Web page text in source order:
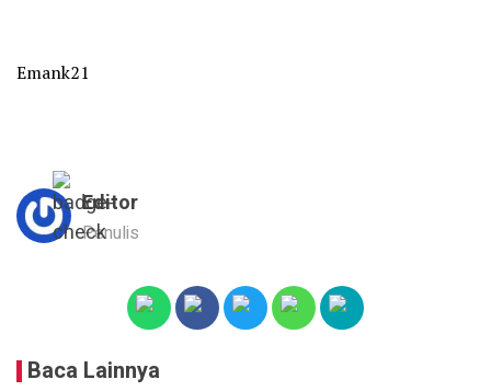
Emank21
Editor
Penulis
Baca Lainnya